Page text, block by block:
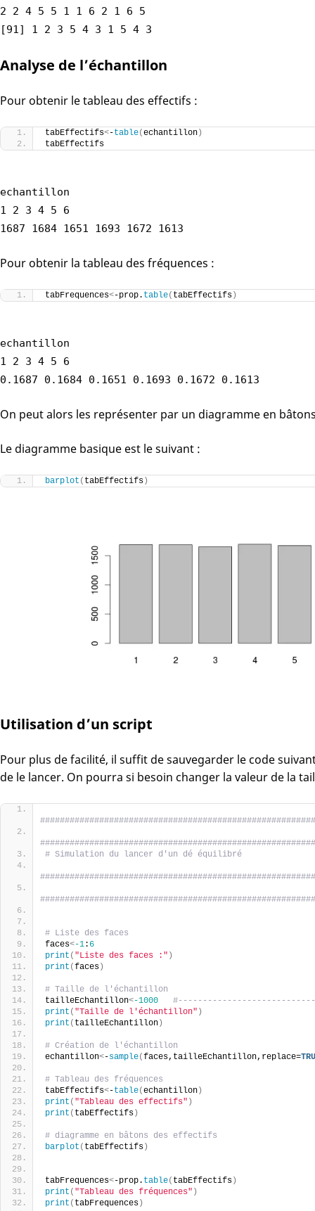
2 2 4 5 5 1 1 6 2 1 6 5
[91] 1 2 3 5 4 3 1 5 4 3
Analyse de l’échantillon
Pour obtenir le tableau des effectifs :
tabEffectifs<-table(echantillon )
tabEffectifs
echantillon
1 2 3 4 5 6
1687 1684 1651 1693 1672 1613
Pour obtenir la tableau des fréquences :
tabFrequences<-prop. table( tabEffectifs )
echantillon
1 2 3 4 5 6
0.1687 0.1684 0.1651 0.1693 0.1672 0.1613
On peut alors les représenter par un diagramme en
Le diagramme basique est le suivant :
barplot ( tabEffectifs )
Utilisation d’un script
Pour plus de facilité, il suffit de sauvegarder le code
de le lancer. On pourra si besoin changer la valeur de la
# Simulation du lancer d'un dé équilibré
# Liste des faces
faces<-1: 6
print ( "Liste des faces :" )
print (faces)
# Taille de l'échantillon
tailleEchantillon<-1000
print ( "Taille de l'échantillon" )
print ( tailleEchantillon)
# Création de l'échantillon
echantillon<-sample(faces,tailleEchantillon,replace=
# Tableau des fréquences
tabEffectifs<-table(echantillon)
print ( "Tableau des effectifs" )
print ( tabEffectifs)
# diagramme en bâtons des effectifs
barplot ( tabEffectifs)
tabFrequences<-prop. table( tabEffectifs)
print ( "Tableau des fréquences" )
print ( tabFrequences)